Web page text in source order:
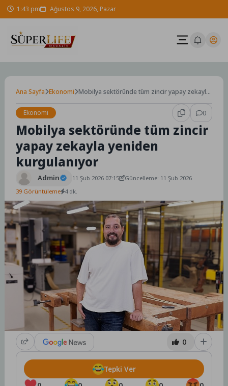
Skip 1:43 pm Ağustos 9, 2026, Pazar
Ana Sayfa Ekonomi Mobilya sektöründe tüm zincir yapay zekayla
Ekonomi
0
Mobilya sektöründe tüm zincir
yapay zekayla yeniden
kurgulanıyor
Admin 11 Şub 2026 07:15
Güncelleme: 11 Şub 2026
39 Görüntüleme 4 dk.
0
Tepki Ver